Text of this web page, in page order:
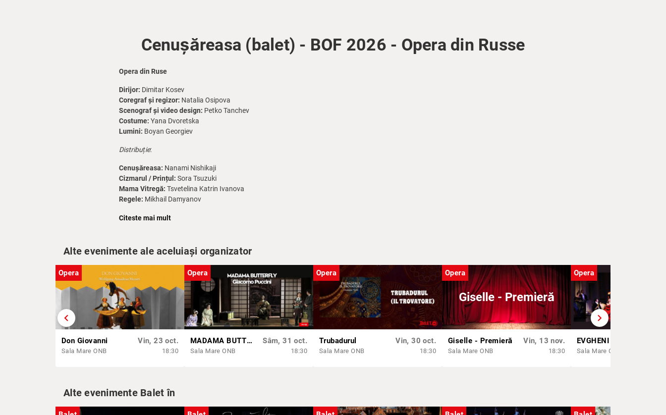
Cenușăreasa (balet) - BOF 2026 - Opera din Russe
Opera din Ruse
Dirijor: Dimitar Kosev
Coregraf și regizor: Natalia Osipova
Scenograf și video design: Petko Tanchev
Costume: Yana Dvoretska
Lumini: Boyan Georgiev
Distribuție:
Cenușăreasa: Nanami Nishikaji
Cizmarul / Prințul: Sora Tsuzuki
Mama Vitregă: Tsvetelina Katrin Ivanova
Regele: Mikhail Damyanov
Krivolina, sora vitregă:
Baletul și Orchestra Operei din Ruse
Citeste mai mult
Alte evenimente ale aceluiași organizator
chevron_left
Opera
Don Giovanni
Sala Mare ONB
Vin, 23 oct.
18:30
Opera
MADAMA BUTTERFLY
Sala Mare ONB
Sâm, 31 oct.
18:30
Opera
Trubadurul
Sala Mare ONB
Vin, 30 oct.
18:30
Opera
Giselle - Premieră
Giselle - Premieră
Sala Mare ONB
Vin, 13 nov.
18:30
Opera
Sala Mare ONB
chevron_right
Alte evenimente Balet în